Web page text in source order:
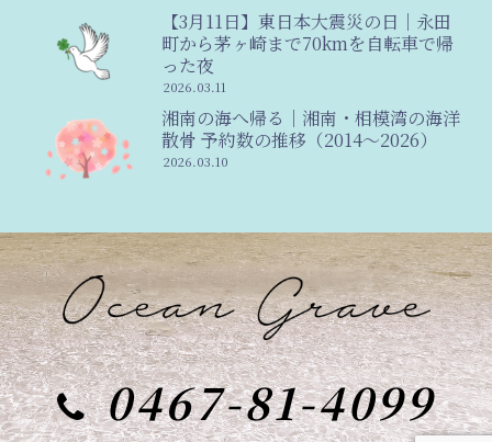
【3月11日】東日本大震災の日｜永田
町から茅ヶ崎まで70kmを自転車で帰
った夜
2026.03.11
湘南の海へ帰る｜湘南・相模湾の海洋
散骨 予約数の推移（2014〜2026）
2026.03.10
0467-81-4099